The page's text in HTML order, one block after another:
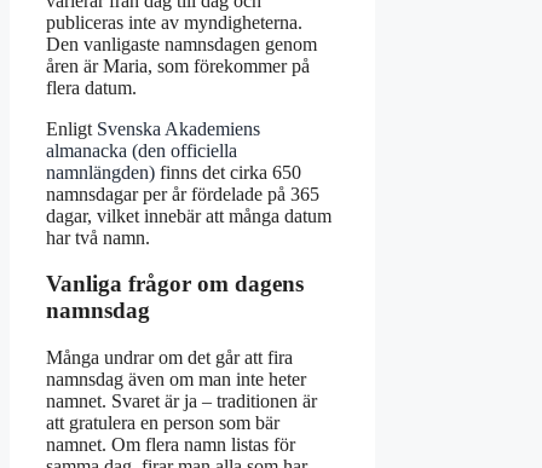
publiceras inte av myndigheterna.
Den vanligaste namnsdagen genom
åren är Maria, som förekommer på
flera datum.
Enligt Svenska Akademiens
almanacka (den officiella
namnlängden) finns det cirka 650
namnsdagar per år fördelade på 365
dagar, vilket innebär att många datum
har två namn.
Vanliga frågor om dagens
namnsdag
Många undrar om det går att fira
namnsdag även om man inte heter
namnet. Svaret är ja – traditionen är
att gratulera en person som bär
namnet. Om flera namn listas för